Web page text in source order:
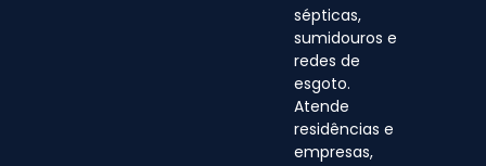
sépticas,
sumidouros e
redes de
esgoto.
Atende
residências e
empresas,